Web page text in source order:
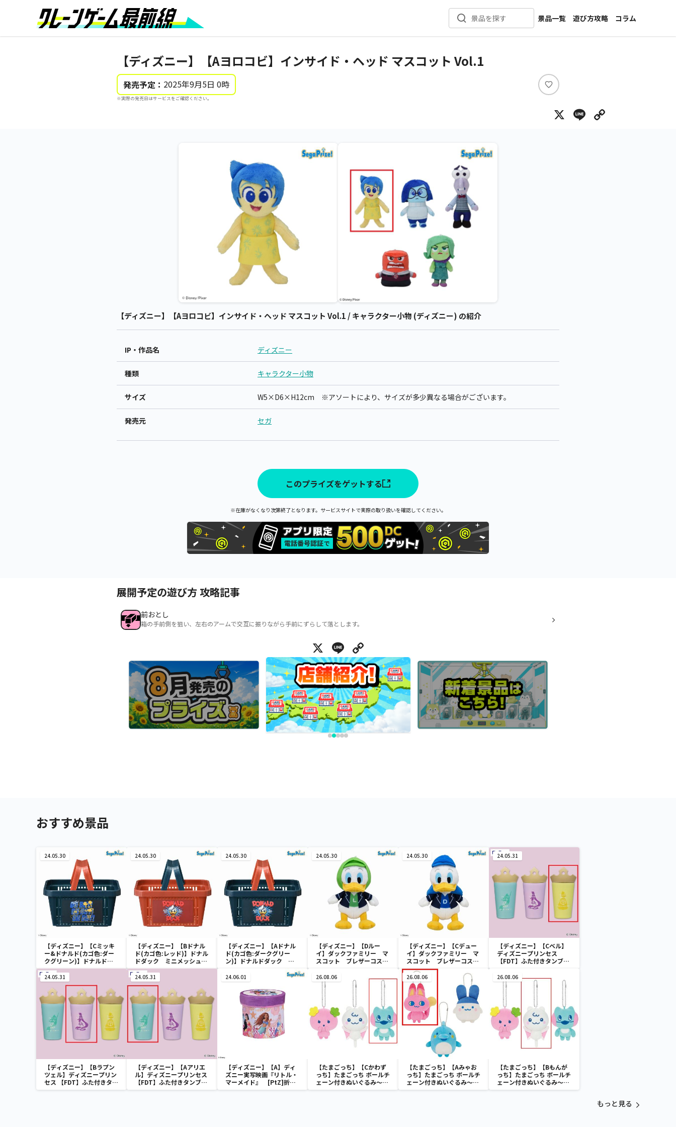
景品を探す
景品一覧
新着景品
メーカー一覧
遊び方攻略
コラム
インタビュー
【ディズニー】【Aヨロコビ】インサイド・ヘッド マスコット Vol.1
発売予定： 2025年9月5日 0時
※実際の発売日はサービスをご確認ください。
い
ね
X Line
【ディズニー】【Aヨロコビ】インサイド・ヘッド マスコット Vol.1 / キャラクター小物 (ディズニー) の紹介
IP・作品名 ディズニー
種類 キャラクター小物
サイズ W5×D6×H12cm ※アソートにより、サイズが多少異なる場合がございます。
発売元 セガ
このプライズをゲットする
※在庫がなくなり次第終了となります。サービスサイトで実際の取り扱いを確認してください。
展開予定の遊び方 攻略記事
前おとし
箱の手前側を狙い、左右のアームで交互に振りながら手前にずらして落とします。
X Line
おすすめ景品
24.05.30
【ディズニー】【Cミッキ
ー&ドナルド(カゴ色:ダー
クグリーン)】ドナルドダ
ック ミニメッシュカゴ
24.05.30
【ディズニー】【Bドナル
ド(カゴ色:レッド)】ドナル
ドダック ミニメッシュカ
ゴ
24.05.30
【ディズニー】【Aドナル
ド(カゴ色:ダークグリー
ン)】ドナルドダック ミ
24.05.30
【ディズニー】【Dルー
イ】ダックファミリー マ
スコット ブレザーコスチ
24.05.30
【ディズニー】【Cデュー
イ】ダックファミリー マ
スコット ブレザーコスチ
ューム
24.05.31
【ディズニー】【Cベル】
ディズニープリンセス
【FDT】ふた付きタンブラ
24.05.31
【ディズニー】【Bラプン
ツェル】ディズニープリン
セス 【FDT】ふた付きタン
ブラー
24.05.31
【ディズニー】【Aアリエ
ル】ディズニープリンセス
【FDT】ふた付きタンブラ
ー
24.06.01
【ディズニー】【A】ディ
ズニー実写映画『リトル・
マーメイド』 [PtZ]折り
畳みボックスチェアー
26.08.06
【たまごっち】【Cかわず
っち】たまごっち ボールチ
ェーン付きぬいぐるみ～
Tamagotchi Paradise～
26.08.06
【たまごっち】【Aみゃお
っち】たまごっち ボールチ
ェーン付きぬいぐるみ～
Tamagotchi Paradise～
26.08.06
【たまごっち】【Bもんが
っち】たまごっち ボールチ
ェーン付きぬいぐるみ～
Tamagotchi Paradise～
もっと見る